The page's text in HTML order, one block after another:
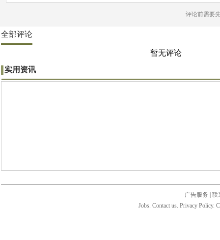
评论前需要
全部评论
暂无评论
实用资讯
广告服务
联
Jobs. Contact us. Privacy Policy.